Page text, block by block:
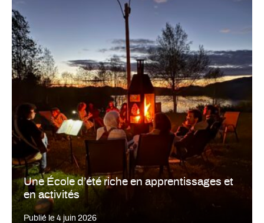
Une École d’été riche en apprentissages et
en activités
Publié le 4 juin 2026